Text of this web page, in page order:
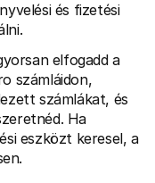
és fizetési
elfogadd a
számláidon,
számlákat, és
Ha
eszközt keresel, a